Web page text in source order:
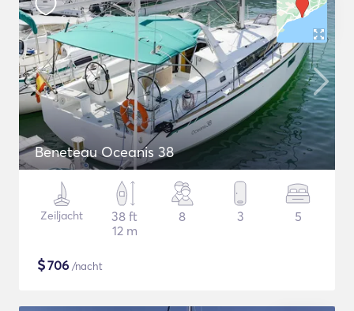
Beneteau Oceanis 38
Zeiljacht
38 ft
12 m
8 3 5
$706 /nacht